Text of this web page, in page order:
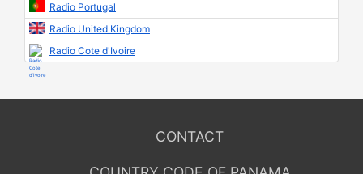
Radio Portugal
Radio United Kingdom
Radio Cote d'Ivoire
CONTACT